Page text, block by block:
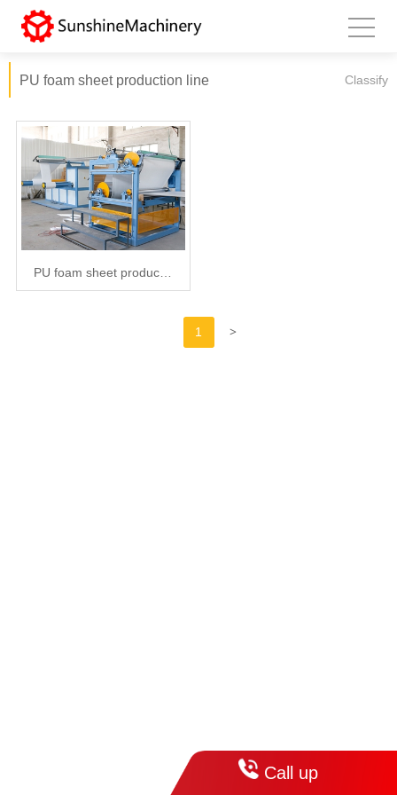
PU foam sheet production line Classify
PU foam sheet produc…
1 >
Call up